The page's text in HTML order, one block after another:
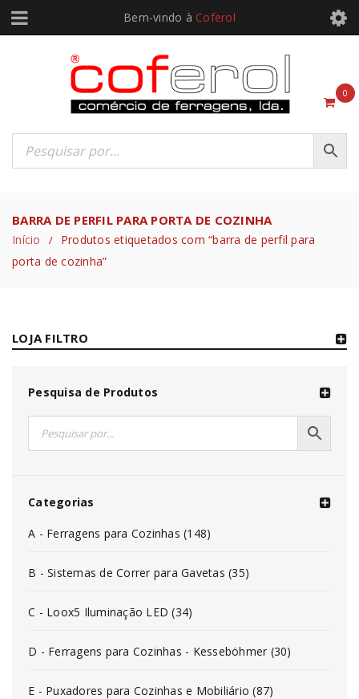
Bem-vindo à Coferol
0
BARRA DE PERFIL PARA PORTA DE COZINHA
Início /
Produtos etiquetados com “barra de perfil para
porta de cozinha”
LOJA FILTRO
Pesquisa de Produtos
Categorias
A - Ferragens para Cozinhas (148)
B - Sistemas de Correr para Gavetas (35)
C - Loox5 Iluminação LED (34)
D - Ferragens para Cozinhas - Kesseböhmer (30)
E - Puxadores para Cozinhas e Mobiliário (87)